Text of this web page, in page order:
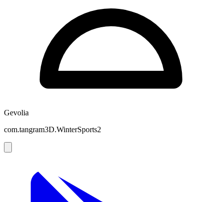
Gevolia
com.tangram3D.WinterSports2